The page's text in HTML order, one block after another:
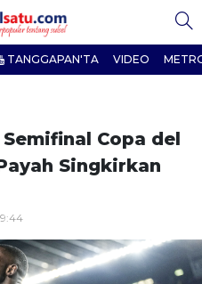
TANGGAPAN'TA VIDEO
Copa del
Singkirkan